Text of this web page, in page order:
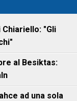
"Gli
al Besiktas:
ad una sola